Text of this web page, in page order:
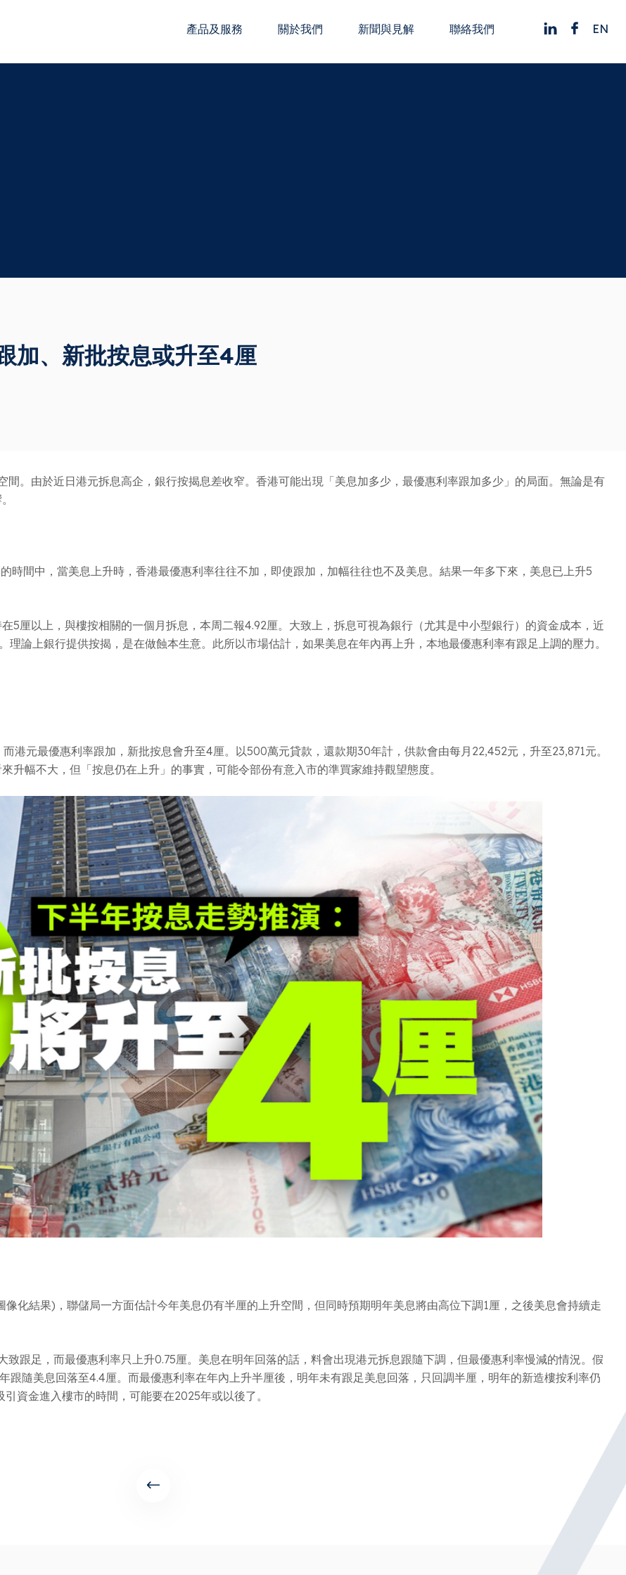
產品及服務 關於我們 新聞與見解 聯絡我們 EN
加、新批按息或升至4厘
。由於近日港元拆息高企，銀行按揭息差收窄。香港可能出現「美息加多少，最優惠利率跟加多少」的局面。無論是有
時間中，當美息上升時，香港最優惠利率往往不加，即使跟加，加幅往往也不及美息。結果一年多下來，美息已上升5
5厘以上，與樓按相關的一個月拆息，本周二報4.92厘。大致上，拆息可視為銀行（尤其是中小型銀行）的資金成本，近
論上銀行提供按揭，是在做蝕本生意。此所以市場估計，如果美息在年內再上升，本地最優惠利率有跟足上調的壓力。
港元最優惠利率跟加，新批按息會升至4厘。以500萬元貸款，還款期30年計，供款會由每月22,452元，升至23,871元。
升幅不大，但「按息仍在上升」的事實，可能令部份有意入市的準買家維持觀望態度。
化結果)，聯儲局一方面估計今年美息仍有半厘的上升空間，但同時預期明年美息將由高位下調1厘，之後美息會持續走
跟足，而最優惠利率只上升0.75厘。美息在明年回落的話，料會出現港元拆息跟隨下調，但最優惠利率慢減的情況。假
跟隨美息回落至4.4厘。而最優惠利率在年內上升半厘後，明年未有跟足美息回落，只回調半厘，明年的新造樓按利率仍
資金進入樓市的時間，可能要在2025年或以後了。